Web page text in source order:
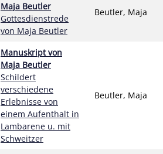
Maja Beutler
Gottesdienstrede
von Maja Beutler
Beutler, Maja
Manuskript von
Maja Beutler
Schildert
verschiedene
Erlebnisse von
einem Aufenthalt in
Lambarene u. mit
Schweitzer
Beutler, Maja